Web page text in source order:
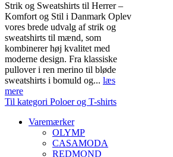
Strik og Sweatshirts til Herrer –
Komfort og Stil i Danmark Oplev
vores brede udvalg af strik og
sweatshirts til mænd, som
kombinerer høj kvalitet med
moderne design. Fra klassiske
pullover i ren merino til bløde
sweatshirts i bomuld og... læs
mere
Til kategori Poloer og T-shirts
Varemærker
OLYMP
CASAMODA
REDMOND